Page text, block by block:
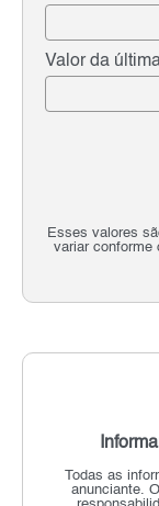
Valor da
Esses valores
variar conforme
Todas as
anunciante.